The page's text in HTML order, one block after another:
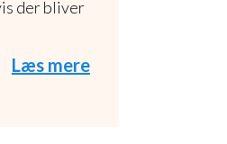
der bliver
Læs mere